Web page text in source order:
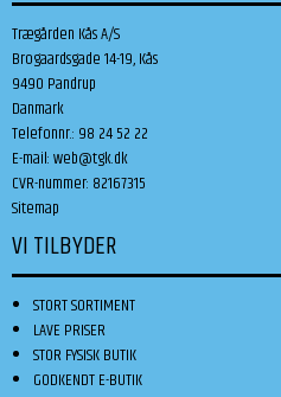
Trægården Kås A/S
Brogaardsgade 14-19, Kås
9490 Pandrup
Danmark
Telefonnr.: 98 24 52 22
E-mail:web@tgk.dk
CVR-nummer: 82167315
Sitemap
VI TILBYDER
STORT SORTIMENT
LAVE PRISER
STOR FYSISK BUTIK
GODKENDT E-BUTIK